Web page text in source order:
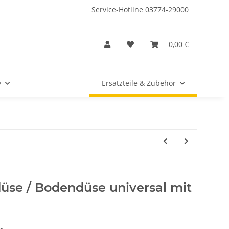
Service-Hotline 03774-29000
0,00 €
Ersatzteile & Zubehör
/ Bodendüse universal mit